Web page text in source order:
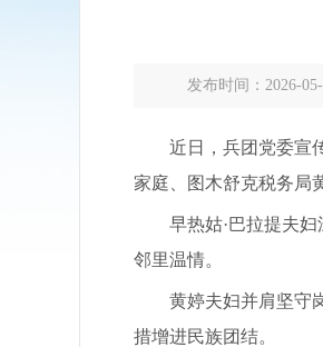
发布时间：2026-
近日，兵团党委宣传
家庭、图木舒克税务局
早热姑·巴拉提夫妇
邻里温情。
黄婷夫妇并肩坚守岗
措增进民族团结。